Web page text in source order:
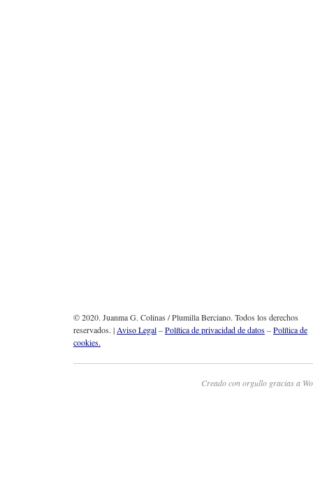
© 2020. Juanma G. Colinas / Plumilla Berciano. Todos los derechos
reservados. |Aviso Legal–Política de privacidad de datos–Política de
cookies.
Creado con orgullo gracias a